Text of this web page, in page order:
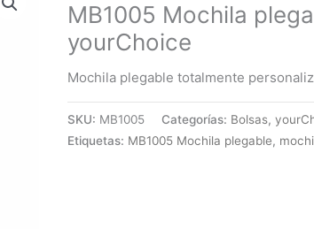
MB1005 Mochila
yourChoice
Mochila plegable totalmente
SKU: MB1005 Categorías: Bolsas,
Etiquetas: MB1005 Mochila plegable,